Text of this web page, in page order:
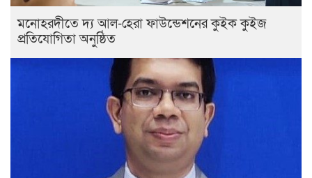
মনোহরদীতে দ্য আল-হেরা ফাউন্ডেশনের কুইক কুইজ
প্রতিযোগিতা অনুষ্ঠিত